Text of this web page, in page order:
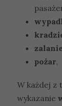
pożar,
W każdej z
wykazanie